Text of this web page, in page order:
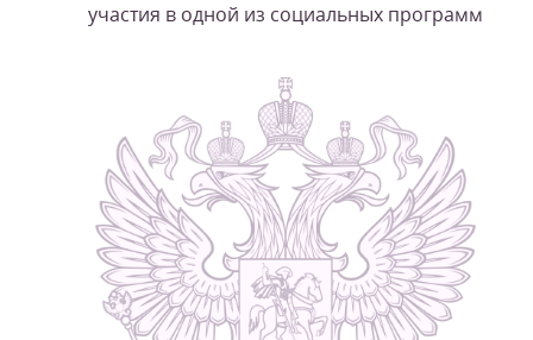
участия в одной из социальных программ